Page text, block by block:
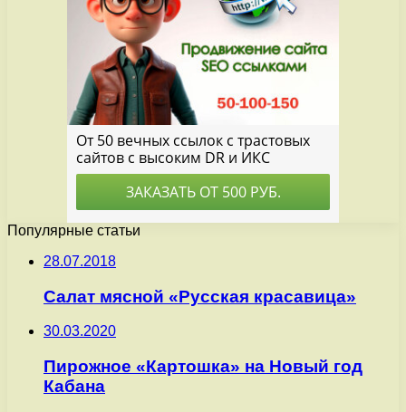
Популярные статьи
28.07.2018
Салат мясной «Русская красавица»
30.03.2020
Пирожное «Картошка» на Новый год
Кабана